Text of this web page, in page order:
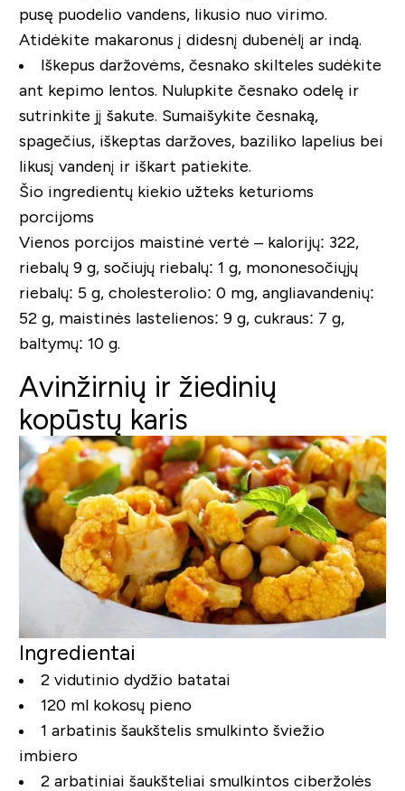
pusę puodelio vandens, likusio nuo virimo.
Atidėkite makaronus į didesnį dubenėlį ar indą.
Iškepus daržovėms, česnako skilteles sudėkite
ant kepimo lentos. Nulupkite česnako odelę ir
sutrinkite jį šakute. Sumaišykite česnaką,
spagečius, iškeptas daržoves, baziliko lapelius bei
likusį vandenį ir iškart patiekite.
Šio ingredientų kiekio užteks keturioms
porcijoms
Vienos porcijos maistinė vertė – kalorijų: 322,
riebalų 9 g, sočiujų riebalų: 1 g, mononesočiųjų
riebalų: 5 g, cholesterolio: 0 mg, angliavandenių:
52 g, maistinės lastelienos: 9 g, cukraus: 7 g,
baltymų: 10 g.
Avinžirnių ir žiedinių
kopūstų karis
Ingredientai
2 vidutinio dydžio batatai
120 ml kokosų pieno
1 arbatinis šaukštelis smulkinto šviežio
imbiero
2 arbatiniai šaukšteliai smulkintos ciberžolės